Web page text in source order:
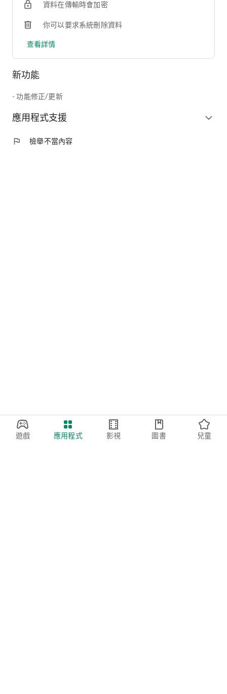
遊戲 應用程式 影視 圖書 兒童
資料在傳輸時會加密
你可以要求系統刪除資料
查看詳情
新功能
- 功能修正/更新
應用程式支援 expand_more
flag 檢舉不當內容